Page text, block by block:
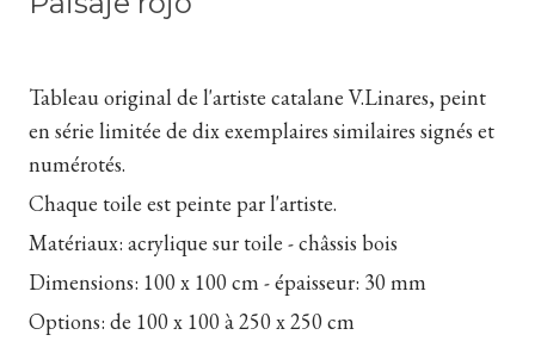
Tableau original de l'artiste catalane V.Linares, peint
en série limitée de dix exemplaires similaires signés et
numérotés.
Chaque toile est peinte par l'artiste.
Matériaux: acrylique sur toile - châssis bois
Dimensions: 100 x 100 cm - épaisseur: 30 mm
Options: de 100 x 100 à 250 x 250 cm